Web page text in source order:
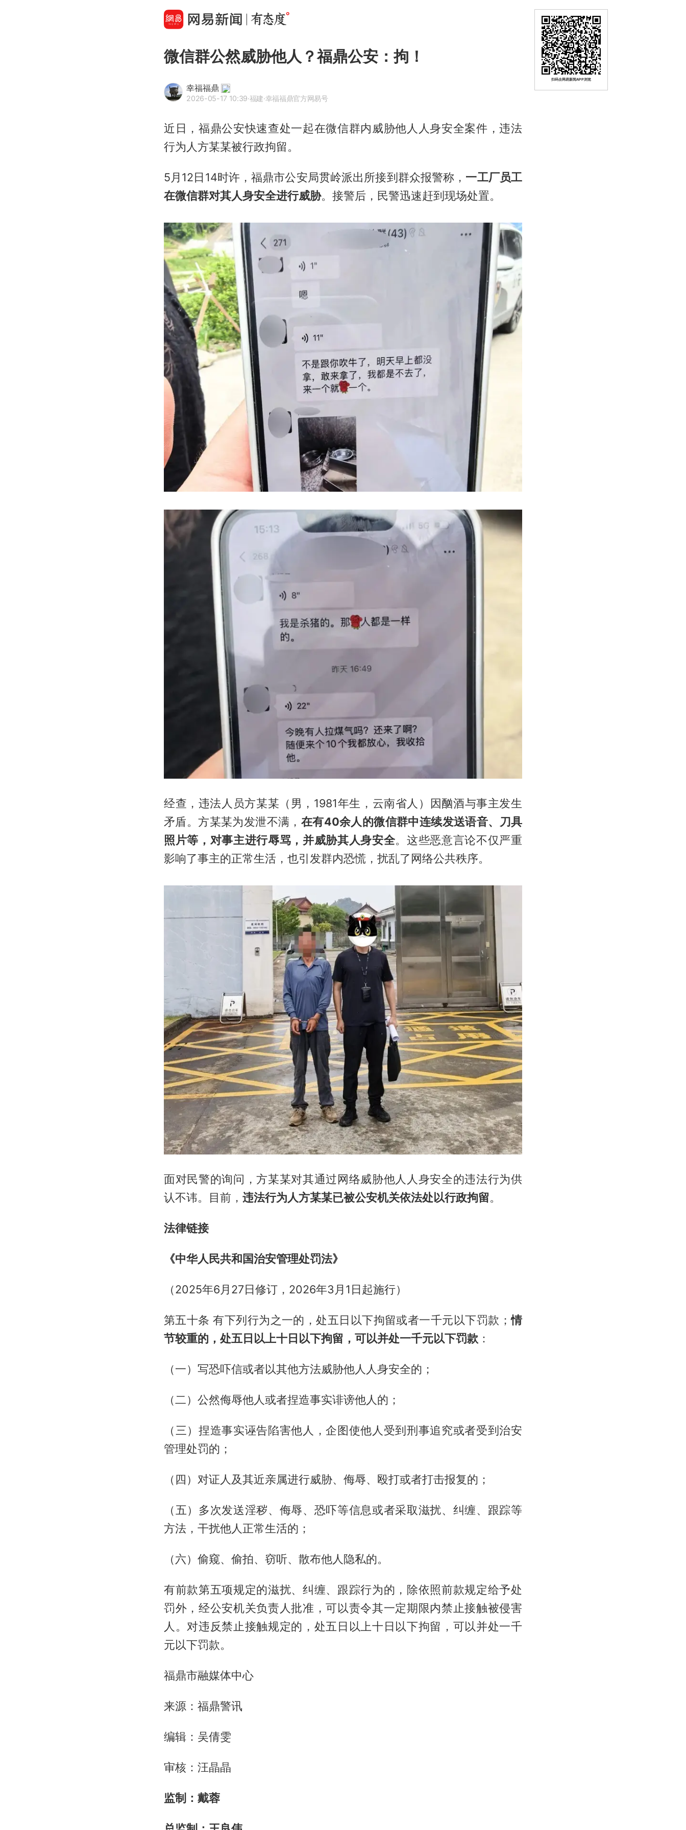
微信群公然威胁他人？福鼎公安：拘！
幸福福鼎
2026-05-17 10:39·福建·幸福福鼎官方网易号
近日，福鼎公安快速查处一起在微信群内威胁他人人身安全案件，违法
行为人方某某被行政拘留。
5月12日14时许，福鼎市公安局贯岭派出所接到群众报警称， 一工厂员工
在微信群对其人身安全进行威胁。接警后，民警迅速赶到现场处置。
经查，违法人员方某某（男，1981年生，云南省人）因酗酒与事主发生
矛盾。方某某为发泄不满， 在有40余人的微信群中连续发送语音、刀具
照片等，对事主进行辱骂，并威胁其人身安全。这些恶意言论不仅严重
影响了事主的正常生活，也引发群内恐慌，扰乱了网络公共秩序。
面对民警的询问，方某某对其通过网络威胁他人人身安全的违法行为供
认不讳。目前， 违法行为人方某某已被公安机关依法处以行政拘留。
法律链接
《中华人民共和国治安管理处罚法》
（2025年6月27日修订，2026年3月1日起施行）
第五十条 有下列行为之一的，处五日以下拘留或者一千元以下罚款；情
节较重的，处五日以上十日以下拘留，可以并处一千元以下罚款 ：
（一）写恐吓信或者以其他方法威胁他人人身安全的；
（二）公然侮辱他人或者捏造事实诽谤他人的；
（三）捏造事实诬告陷害他人，企图使他人受到刑事追究或者受到治安
管理处罚的；
（四）对证人及其近亲属进行威胁、侮辱、殴打或者打击报复的；
（五）多次发送淫秽、侮辱、恐吓等信息或者采取滋扰、纠缠、跟踪等
方法，干扰他人正常生活的；
（六）偷窥、偷拍、窃听、散布他人隐私的。
有前款第五项规定的滋扰、纠缠、跟踪行为的，除依照前款规定给予处
罚外，经公安机关负责人批准，可以责令其一定期限内禁止接触被侵害
人。对违反禁止接触规定的，处五日以上十日以下拘留，可以并处一千
元以下罚款。
福鼎市融媒体中心
来源：福鼎警讯
编辑：吴倩雯
审核：汪晶晶
监制：戴蓉
扫码去网易新闻APP浏览